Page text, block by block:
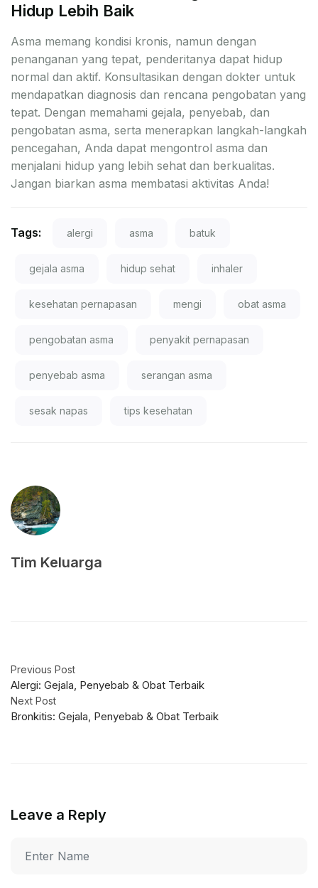
Hidup Lebih Baik
Asma memang kondisi kronis, namun dengan
penanganan yang tepat, penderitanya dapat hidup
normal dan aktif. Konsultasikan dengan dokter untuk
mendapatkan diagnosis dan rencana pengobatan yang
tepat. Dengan memahami gejala, penyebab, dan
pengobatan asma, serta menerapkan langkah-langkah
pencegahan, Anda dapat mengontrol asma dan
menjalani hidup yang lebih sehat dan berkualitas.
Jangan biarkan asma membatasi aktivitas Anda!
Tags: alergi asma batuk
gejala asma hidup sehat inhaler
kesehatan pernapasan mengi obat asma
pengobatan asma penyakit pernapasan
penyebab asma serangan asma
sesak napas tips kesehatan
Tim Keluarga
Previous Post
Alergi: Gejala, Penyebab & Obat Terbaik
Next Post
Bronkitis: Gejala, Penyebab & Obat Terbaik
Leave a Reply